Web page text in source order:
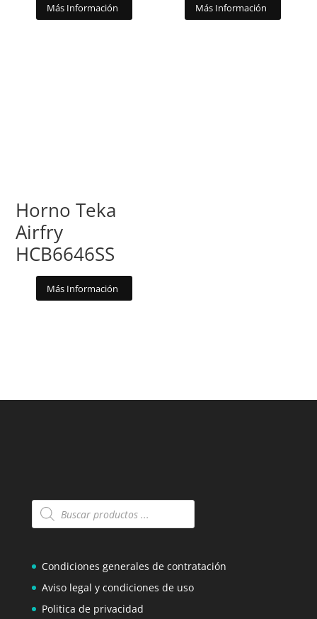
Más Información Más Información
Horno Teka
Airfry
HCB6646SS
Más Información
Búsqueda
de
Condiciones generales de contratación
Aviso legal y condiciones de uso
Politica de privacidad